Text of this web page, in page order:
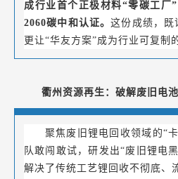
成行业首个正极材料“零碳工厂
2060碳中和认证。这份成绩，既
更让“华友方案”成为行业可复制
衢州资源再生：破解废旧电
聚焦废旧锂电回收领域的“
队敢闯敢试，研发出“废旧锂电
解决了传统工艺锂回收不彻底、